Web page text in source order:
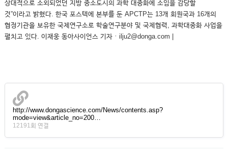
상대적으로 소외되었던 지방 중소도시의 과학 대중화에 소임을 감당할
것”이라고 밝혔다. 한국 포스텍에 본부를 둔 APCTP는 13개 회원국과 16개의
협정기관을 보유한 국제연구소로 학술연구분야 및 국제협력, 과학대중화 사업을
펼치고 있다. 이재웅 동아사이언스 기자ㆍilju2@donga.com |
http://www.dongascience.com/News/contents.asp?
mode=view&article_no=200…
12191회 연결